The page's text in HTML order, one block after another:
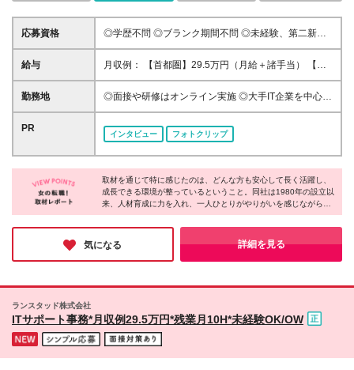
応募資格
◎学歴不問 ◎ブランク期間不問 ◎未経験、第二新
卒、既卒、大歓迎！ ◎20代・30代活躍中！ ＼こんな
方にピッタリ！／ ■ITのお仕事に挑戦してみたい方 ■
力を活かしたい方 ■お客様の『困った』を先回りして
察する力 ■安定した働き方をしたい方 ■1つずつ着実
給与
月収例： 【首都圏】29.5万円（月給＋諸手当） 【東
海／関西】28.5万円（月給＋諸手当） 【九州】26万
円（月給＋諸手当） ＼残業代は1分単位で全額支給／
を十分に考慮のうえ、決定いたします。 ※固定残業代
・通勤手当（上限4万円まで） ・時間外勤務手当（1
分単位で全額支給） ・資格取得支援 ■昇給：年1回
勤務地
◎面接や研修はオンライン実施 ◎大手IT企業を中心に
配属 ◎転居を伴う転勤なし ＊ご希望や最寄り駅を考
慮の上、決定いたします。 ＼＼一部リモート実績あ
り！／／ ●首都圏 東京：新宿／飯田橋／渋谷／品川／
浜松町／大手町／神谷町／有楽町／赤坂／秋葉原など
神奈川：横浜／みなとみらい／川崎／武蔵小杉／溝の
口など 千葉：海浜幕張／千葉ニュータウン中央など
埼玉：大宮／和光市／さいたま新都心など ●東海 愛
知：名古屋／栄／久屋大通／矢場町など ●関西 大阪：
梅田／心斎橋／本町／京橋など 京都：京都／烏丸／
祝園など 兵庫：神戸／三宮／三田市など ●九州 福
岡：博多／天神／早良／北九州など ★車通勤が可能
PR
インタビュー フォトクリップ
取材を通じて特に感じたのは、どんな方も安心して長く活躍し、
成長できる環境が整っているということ。同社は1980年の設立以
来、人材育成に力を入れ、一人ひとりがやりがいを感じながら働
ける場を提供し、成長をサポートしてきた実績があります。たと
え今、明確な目標がなくても、ここなら新しい目標が見つかるで
しょう。自分に合った道を探したい方、適性を知りたい方にとっ
て、ランスタッドは心強い味方となってくれるはずです！
気になる 詳細を見る
ランスタッド株式会社
ITサポート事務*月収例29.5万円*残業月10H*未経験OK/OW